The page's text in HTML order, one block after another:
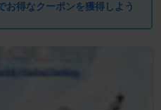
得なクーポンを獲得しよう